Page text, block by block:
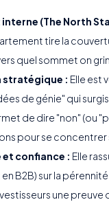
(The North
tire la
quel sommet on
stratégique : Elle est
de génie" qui
de dire "non" (ou
pour se concentrer
confiance : Elle
B2B) sur la
une